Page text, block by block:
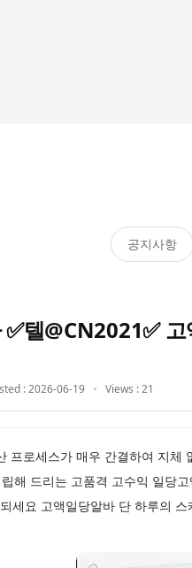
공지사항
텔@CN2021✅
: 2026-06-19 Views : 21
프로세스가 매우 간결하여 지
해 드리는 고품격 고수익 일당
세요 고액일당알바 단 하루의